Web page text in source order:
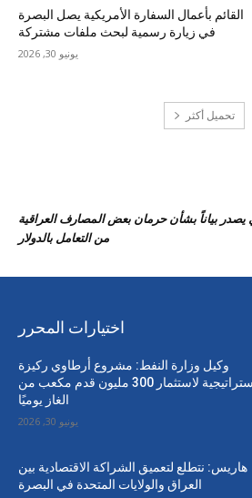
القائم بأعمال السفارة الأمريكية يصل البصرة
في زيارة رسمية لبحث ملفات مشتركة
يونيو 30, 2026
تحميل أكثر
يصدر بياناً بشأن حرمان بعض المصارف العراقية
من التعامل بالدولار
اختيارات المحرر
وكيل وزارة النفط: مشروع أرطاوي ركيزة
استراتيجية لاستثمار 300 مليون قدم مكعب من
الغاز يوميًا
يونيو 30, 2026
هاريس: نتطلع لتعميق الشراكة الاقتصادية بين
العراق والولايات المتحدة في البصرة